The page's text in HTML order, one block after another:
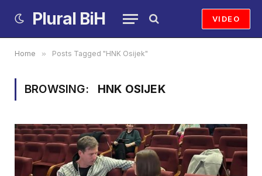
Plural BiH VIDEO
Home » Posts Tagged "HNK Osijek"
BROWSING: HNK OSIJEK